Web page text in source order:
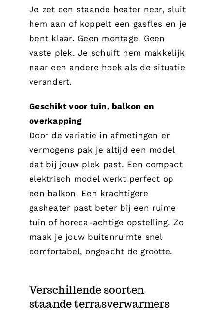
Je zet een staande heater neer, sluit
hem aan of koppelt een gasfles en je
bent klaar. Geen montage. Geen
vaste plek. Je schuift hem makkelijk
naar een andere hoek als de situatie
verandert.
Geschikt voor tuin, balkon en
overkapping
Door de variatie in afmetingen en
vermogens pak je altijd een model
dat bij jouw plek past. Een compact
elektrisch model werkt perfect op
een balkon. Een krachtigere
gasheater past beter bij een ruime
tuin of horeca-achtige opstelling. Zo
maak je jouw buitenruimte snel
comfortabel, ongeacht de grootte.
Verschillende soorten
staande terrasverwarmers